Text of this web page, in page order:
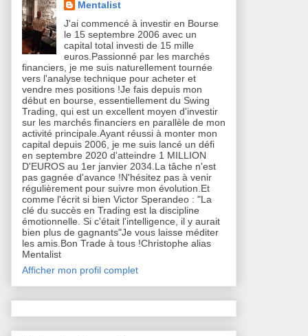
Mentalist
J'ai commencé à investir en Bourse
le 15 septembre 2006 avec un
capital total investi de 15 mille
euros.Passionné par les marchés
financiers, je me suis naturellement tournée
vers l'analyse technique pour acheter et
vendre mes positions !Je fais depuis mon
début en bourse, essentiellement du Swing
Trading, qui est un excellent moyen d'investir
sur les marchés financiers en parallèle de mon
activité principale.Ayant réussi à monter mon
capital depuis 2006, je me suis lancé un défi
en septembre 2020 d'atteindre 1 MILLION
D'EUROS au 1er janvier 2034.La tâche n'est
pas gagnée d'avance !N'hésitez pas à venir
régulièrement pour suivre mon évolution.Et
comme l'écrit si bien Victor Sperandeo : "La
clé du succès en Trading est la discipline
émotionnelle. Si c'était l'intelligence, il y aurait
bien plus de gagnants"Je vous laisse méditer
les amis.Bon Trade à tous !Christophe alias
Mentalist
Afficher mon profil complet